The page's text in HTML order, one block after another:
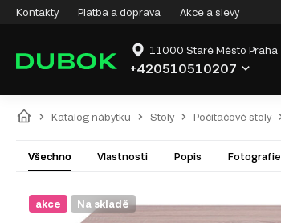
Kontakty Platba a doprava Akce a slevy
11000 Staré Město Praha
+420510510207
Katalog nábytku Stoly Počítačové stoly
Všechno Vlastnosti Popis Fotografie
akce Na skladě